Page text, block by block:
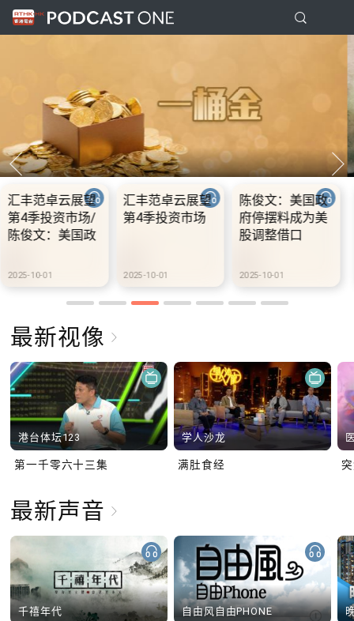
政
美
10.2.1 内地国庆
假期连中秋节假
期 不少内地旅客
10.2.2 2028年底
前当局提供额外
3000支高速充电
设300个电动车
充电站
10.2.3
前当局提
3000支高
充电站
最新视像
港台体坛123
第一千零六十三集
学人沙龙
满肚食经
最新声音
千禧年代 自由风自由PHONE